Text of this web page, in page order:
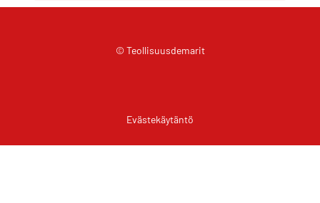
© Teollisuusdemarit
Evästekäytäntö